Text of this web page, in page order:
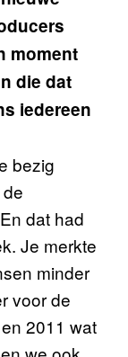
moment
die dat
iedereen
bezig
dat had
Je merkte
minder
voor de
2011 wat